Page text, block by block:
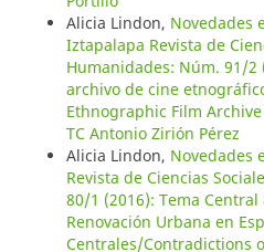
Alicia Lindon, Novedades
Iztapalapa Revista de
Humanidades: Núm. 91/2
archivo de cine
Ethnographic Film
TC Antonio Zirión Pérez
Alicia Lindon, Novedades
Revista de Ciencias
80/1 (2016): Tema
Renovación Urbana en
Centrales/Contradictions